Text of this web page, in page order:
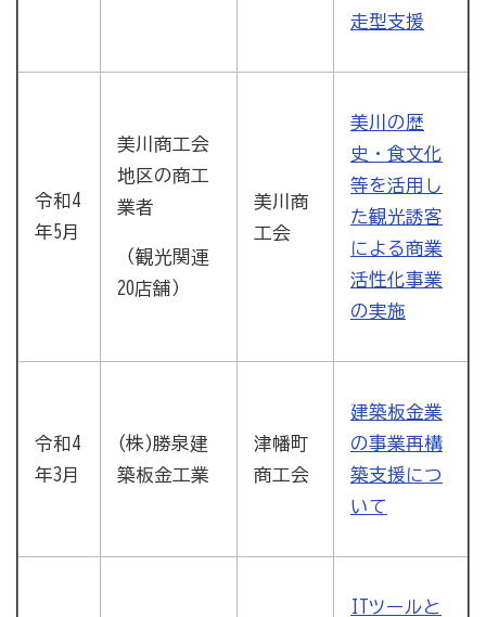
走型支援
令和4
年5月
美川商工会
地区の商工
業者
（観光関連
20店舗）
美川商
工会
美川の歴
史・食文化
等を活用し
た観光誘客
による商業
活性化事業
の実施
令和4
年3月
(株)勝泉建
築板金工業
津幡町
商工会
建築板金業
の事業再構
築支援につ
いて
ITツールと